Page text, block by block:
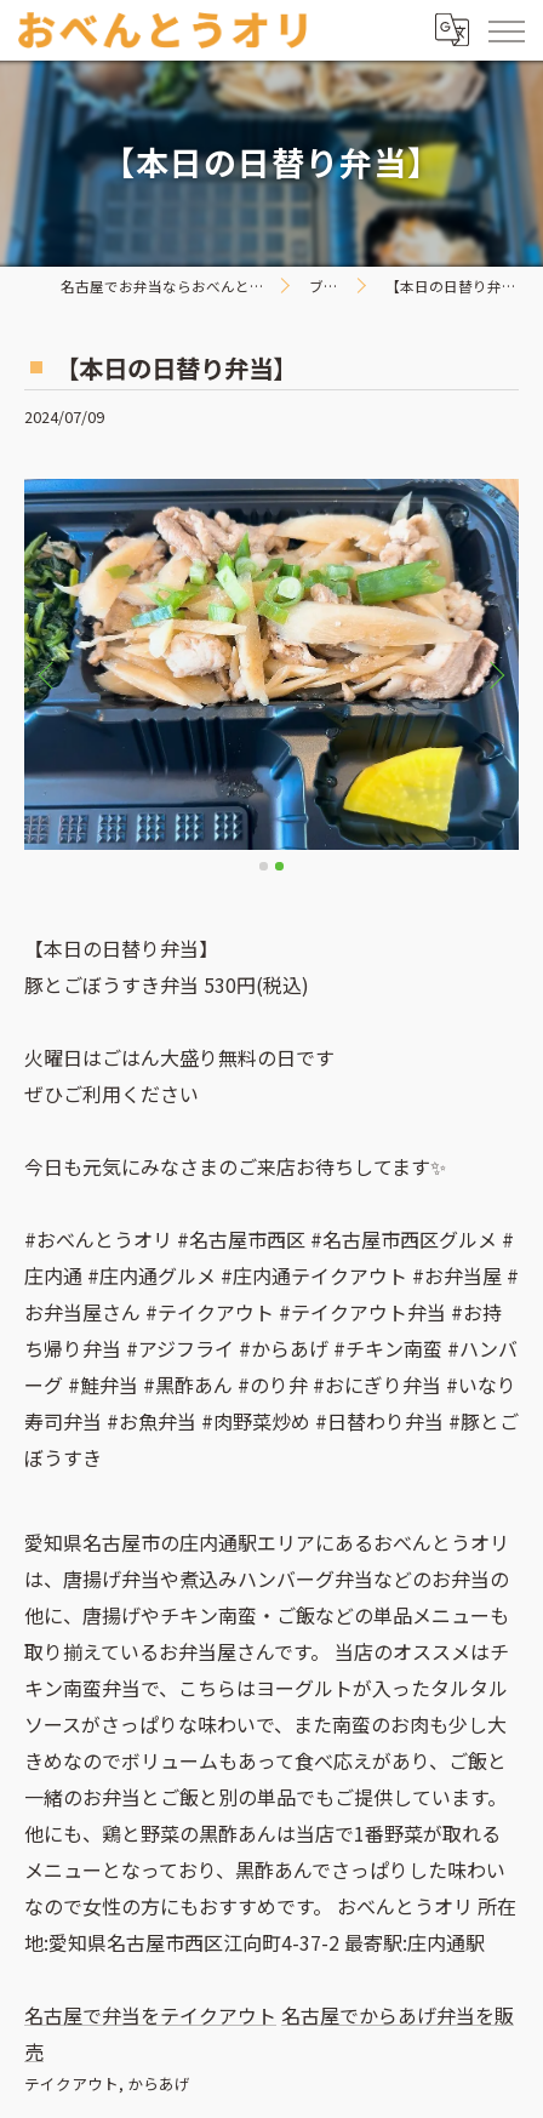
【本日の日替り弁当】
名古屋でお弁当ならおべんとうオリ ブログ 【本日の日替り弁当】
【本日の日替り弁当】
2024/07/09
【本日の日替り弁当】
豚とごぼうすき弁当 530円(税込)
火曜日はごはん大盛り無料の日です
ぜひご利用ください
今日も元気にみなさまのご来店お待ちしてます✨
#おべんとうオリ #名古屋市西区 #名古屋市西区グルメ #
庄内通 #庄内通グルメ #庄内通テイクアウト #お弁当屋 #
お弁当屋さん #テイクアウト #テイクアウト弁当 #お持
ち帰り弁当 #アジフライ #からあげ #チキン南蛮 #ハンバ
ーグ #鮭弁当 #黒酢あん #のり弁 #おにぎり弁当 #いなり
寿司弁当 #お魚弁当 #肉野菜炒め #日替わり弁当 #豚とご
ぼうすき
愛知県名古屋市の庄内通駅エリアにあるおべんとうオリ
は、唐揚げ弁当や煮込みハンバーグ弁当などのお弁当の
他に、唐揚げやチキン南蛮・ご飯などの単品メニューも
取り揃えているお弁当屋さんです。 当店のオススメはチ
キン南蛮弁当で、こちらはヨーグルトが入ったタルタル
ソースがさっぱりな味わいで、また南蛮のお肉も少し大
きめなのでボリュームもあって食べ応えがあり、ご飯と
一緒のお弁当とご飯と別の単品でもご提供しています。
他にも、鶏と野菜の黒酢あんは当店で1番野菜が取れる
メニューとなっており、黒酢あんでさっぱりした味わい
なので女性の方にもおすすめです。 おべんとうオリ 所在
地:愛知県名古屋市西区江向町4-37-2 最寄駅:庄内通駅
名古屋で弁当をテイクアウト 名古屋でからあげ弁当を販
売
テイクアウト からあげ